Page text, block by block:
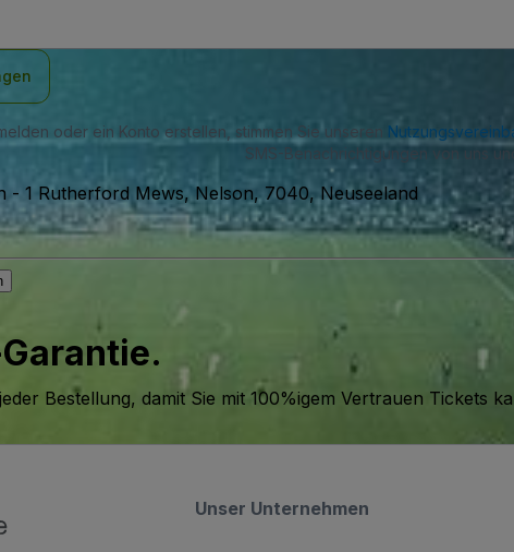
oder ein Konto erstellen, stimmen Sie unseren
SMS-Benachrichtigungen von uns
- 1 Rutherford Mews, Nelson, 7040, Neuseeland
Bestellung, damit Sie mit 100%igem Vertrauen Tickets
Unser Unternehmen